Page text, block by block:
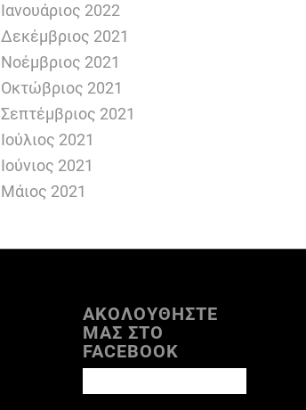
Ιανουάριος 2022
Δεκέμβριος 2021
Νοέμβριος 2021
Οκτώβριος 2021
Σεπτέμβριος 2021
Ιούλιος 2021
Ιούνιος 2021
Μάιος 2021
ΑΚΟΛΟΥΘΗΣΤΕ
ΜΑΣ ΣΤΟ
FACEBOOK